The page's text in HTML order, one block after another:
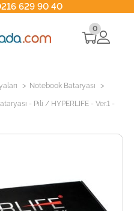
629 90 40
0
> Notebook Bataryası >
- Pili / HYPERLIFE - Ver.1 -